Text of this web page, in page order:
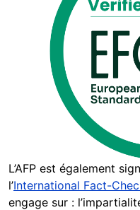
L’AFP est également
l’International Fact-
engage sur :